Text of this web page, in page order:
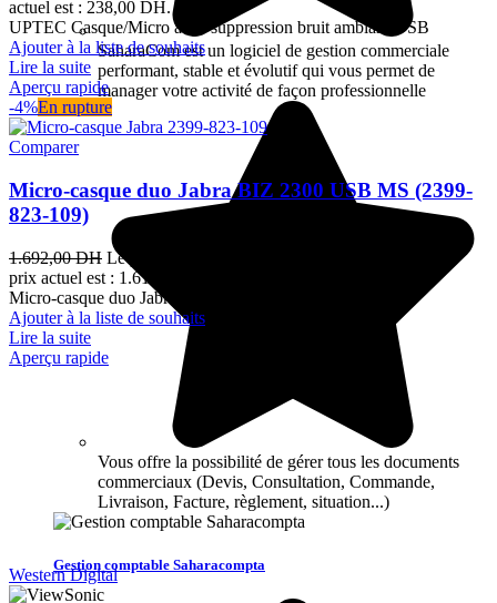
SaharaCom est un logiciel de gestion commerciale
performant, stable et évolutif qui vous permet de
manager votre activité de façon professionnelle
Vous offre la possibilité de gérer tous les documents
commerciaux (Devis, Consultation, Commande,
Livraison, Facture, règlement, situation...)
Gestion comptable Saharacompta
actuel est : 238,00 DH.
UPTEC Casque/Micro avec suppression bruit ambiant USB
Ajouter à la liste de souhaits
Lire la suite
Aperçu rapide
-4%En rupture
Comparer
Micro-casque duo Jabra BIZ 2300 USB MS (2399-
823-109)
1.692,00DH Le prix initial était : 1.692,00 DH.
prix actuel est : 1.619,00 DH.
Micro-casque duo Jabra BIZ 2300 USB MS
Ajouter à la liste de souhaits
Lire la suite
Aperçu rapide
Western Digital